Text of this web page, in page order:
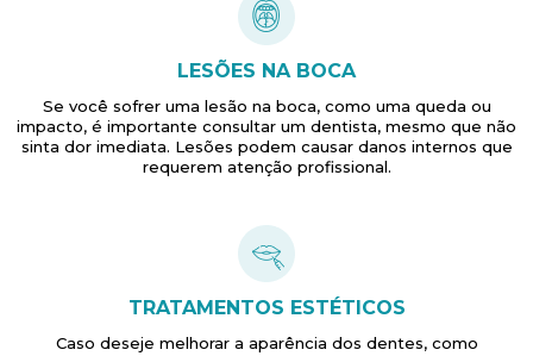
LESÕES NA BOCA
Se você sofrer uma lesão na boca, como uma queda ou
impacto, é importante consultar um dentista, mesmo que não
sinta dor imediata. Lesões podem causar danos internos que
requerem atenção profissional.
TRATAMENTOS ESTÉTICOS
Caso deseje melhorar a aparência dos dentes, como